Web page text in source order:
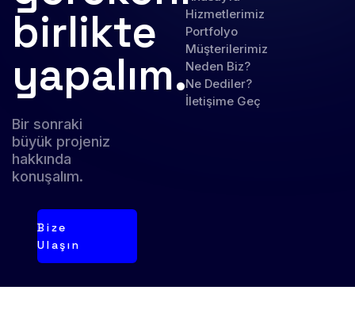
birlikte
yapalım.
Bir sonraki
büyük projeniz
hakkında
konuşalım.
Bize
Ulaşın
Hizmetlerimiz
Portfolyo
Müşterilerimiz
Neden Biz?
Ne Dediler?
İletişime Geç